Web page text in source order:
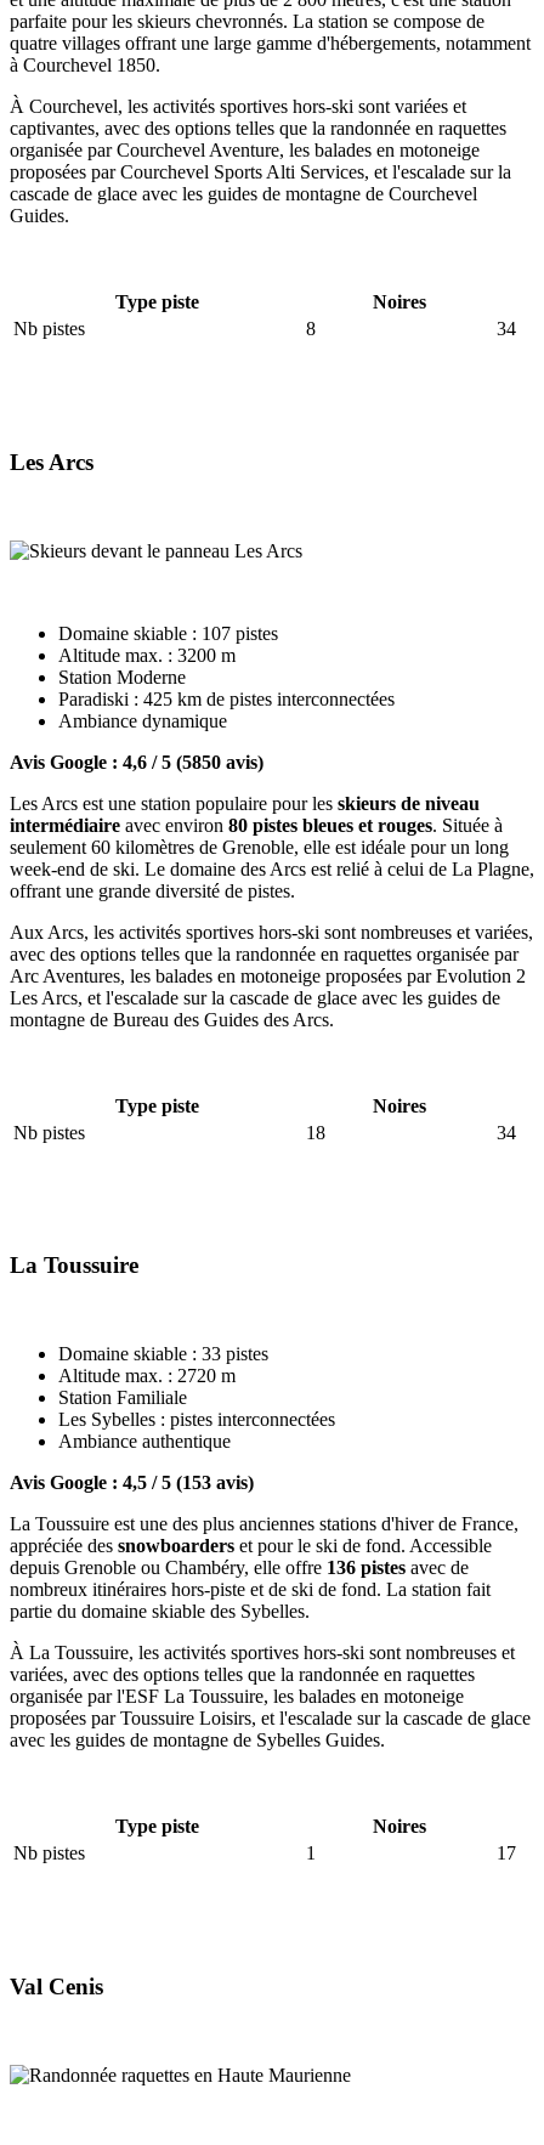
parfaite pour les skieurs chevronnés. La station se compose de
quatre villages offrant une large gamme d'hébergements, notamment
à Courchevel 1850.
À Courchevel, les activités sportives hors-ski sont variées et
captivantes, avec des options telles que la randonnée en raquettes
organisée par Courchevel Aventure, les balades en motoneige
proposées par Courchevel Sports Alti Services, et l'escalade sur la
cascade de glace avec les guides de montagne de Courchevel
Guides.
Type piste
Noires
Nb pistes
8 34
Les Arcs
Domaine skiable : 107 pistes
Altitude max. : 3200 m
Station Moderne
Paradiski : 425 km de pistes interconnectées
Ambiance dynamique
Avis Google : 4,6 / 5 (5850 avis)
Les Arcs est une station populaire pour les skieurs de niveau
intermédiaire avec environ 80 pistes bleues et rouges. Située à
seulement 60 kilomètres de Grenoble, elle est idéale pour un long
week-end de ski. Le domaine des Arcs est relié à celui de La Plagne,
offrant une grande diversité de pistes.
Aux Arcs, les activités sportives hors-ski sont nombreuses et variées,
avec des options telles que la randonnée en raquettes organisée par
Arc Aventures, les balades en motoneige proposées par Evolution 2
Les Arcs, et l'escalade sur la cascade de glace avec les guides de
montagne de Bureau des Guides des Arcs.
Type piste
Noires
Nb pistes
18 34
La Toussuire
Domaine skiable : 33 pistes
Altitude max. : 2720 m
Station Familiale
Les Sybelles : pistes interconnectées
Ambiance authentique
Avis Google : 4,5 / 5 (153 avis)
La Toussuire est une des plus anciennes stations d'hiver de France,
appréciée des snowboarders et pour le ski de fond. Accessible
depuis Grenoble ou Chambéry, elle offre 136 pistes avec de
nombreux itinéraires hors-piste et de ski de fond. La station fait
partie du domaine skiable des Sybelles.
À La Toussuire, les activités sportives hors-ski sont nombreuses et
variées, avec des options telles que la randonnée en raquettes
organisée par l'ESF La Toussuire, les balades en motoneige
proposées par Toussuire Loisirs, et l'escalade sur la cascade de glace
avec les guides de montagne de Sybelles Guides.
Type piste
Noires
Nb pistes
1 17
Val Cenis